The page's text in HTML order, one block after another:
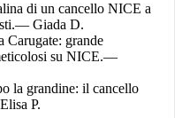
di un cancello NICE a
— Giada D.
Carugate: grande
su NICE.—
la grandine: il cancello
P.